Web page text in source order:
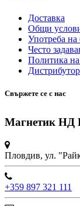
Доставка
Общи
Употреба на
Често
Политика
Свържете се с нас
Магнетик
Пловдив, ул.
+359 897 321 111